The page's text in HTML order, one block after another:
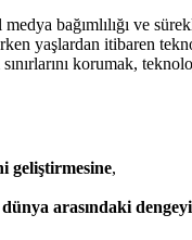
bağımlılığı ve
yaşlardan itibaren
korumak,
geliştirmesine,
arasındaki